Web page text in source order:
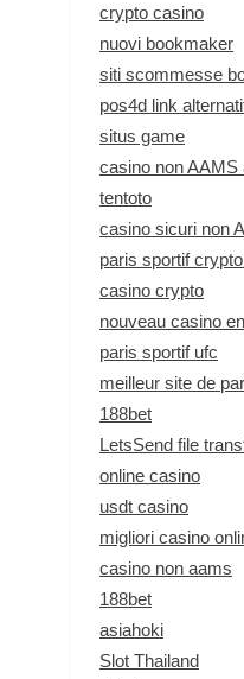
crypto casino
nuovi bookmaker
siti scommesse
pos4d link
situs game
casino non AAMS
tentoto
casino sicuri non
paris sportif
casino crypto
nouveau casino
paris sportif ufc
meilleur site de
188bet
LetsSend file
online casino
usdt casino
migliori casino
casino non aams
188bet
asiahoki
Slot Thailand